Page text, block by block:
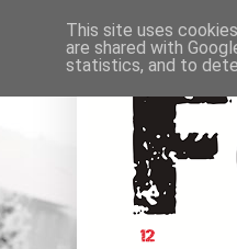
This site uses
are shared with
statistics, and to